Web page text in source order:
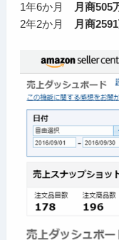
1年6か月
月商505
2年2か月
月商